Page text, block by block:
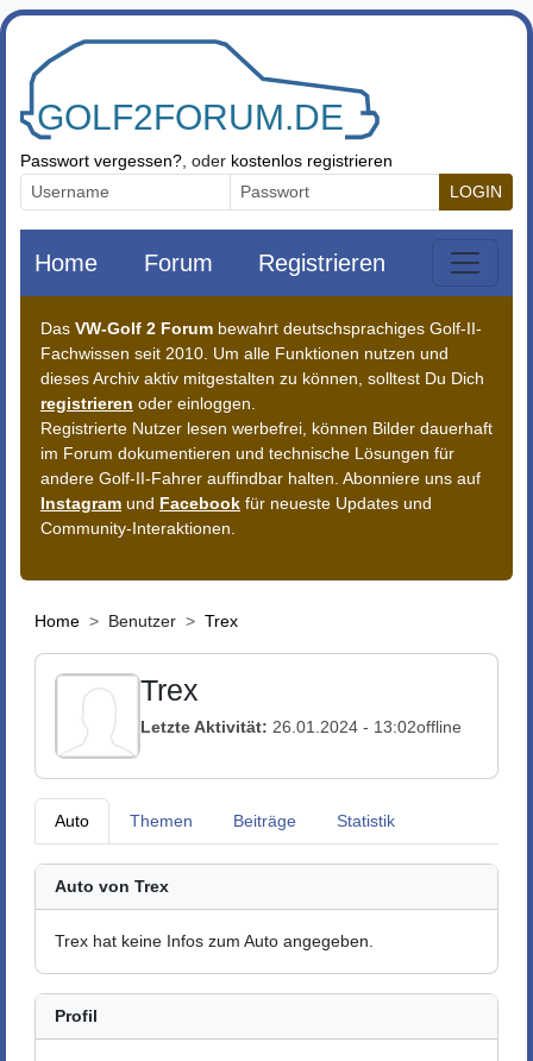
Zum Inhalt springen
Passwort vergessen? , oder kostenlos registrieren
LOGIN
Home Forum Registrieren
Das VW-Golf 2 Forum bewahrt deutschsprachiges Golf-II-
Fachwissen seit 2010. Um alle Funktionen nutzen und
dieses Archiv aktiv mitgestalten zu können, solltest Du Dich
registrieren oder einloggen.
Registrierte Nutzer lesen werbefrei, können Bilder dauerhaft
im Forum dokumentieren und technische Lösungen für
andere Golf-II-Fahrer auffindbar halten. Abonniere uns auf
Instagram und Facebook für neueste Updates und
Community-Interaktionen.
Home Benutzer Trex
Trex
Letzte Aktivität: 26.01.2024 - 13:02offline
Auto Themen Beiträge Statistik
Auto von Trex
Trex hat keine Infos zum Auto angegeben.
Profil